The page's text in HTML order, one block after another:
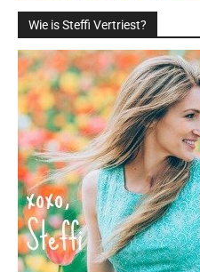
Wie is Steffi Vertriest?